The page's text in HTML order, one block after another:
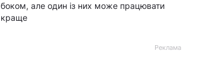
боком, але один із них може працювати
краще
Реклама